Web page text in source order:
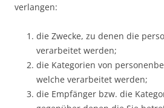
verlangen:
die Zwecke, zu denen die
verarbeitet werden;
die Kategorien von
welche verarbeitet werden;
die Empfänger bzw. die